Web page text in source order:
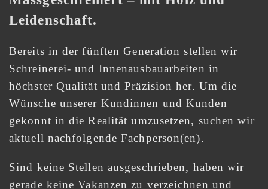
Leidenschaft.
Bereits in der fünften Generation stellen wir
Schreinerei- und Innenausbauarbeiten in
höchster Qualität und Präzision her. Um die
Wünsche unserer Kundinnen und Kunden
gekonnt in die Realität umzusetzen, suchen wir
aktuell nachfolgende Fachperson(en).
Sind keine Stellen ausgeschrieben, haben wir
gerade keine Vakanzen zu verzeichnen und